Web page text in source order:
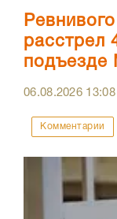
расстрел
06.08.2026 13:08
Комментарии